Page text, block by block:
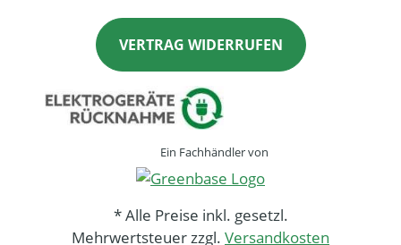
VERTRAG WIDERRUFEN
Ein Fachhändler von
* Alle Preise inkl. gesetzl.
Mehrwertsteuer zzgl. Versandkosten